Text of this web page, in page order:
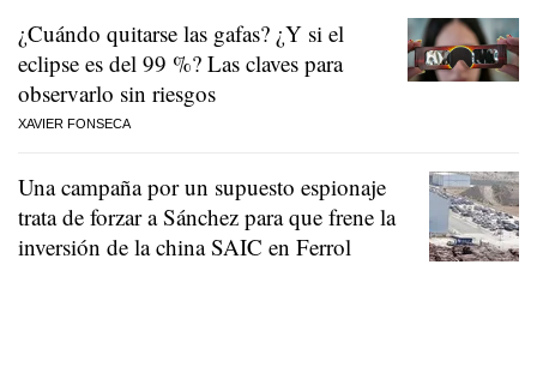
¿Cuándo quitarse las gafas? ¿Y si el
eclipse es del 99 %? Las claves para
observarlo sin riesgos
XAVIER FONSECA
Una campaña por un supuesto espionaje
trata de forzar a Sánchez para que frene la
inversión de la china SAIC en Ferrol